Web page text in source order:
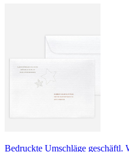
Bedruckte Umschläge geschäftl.